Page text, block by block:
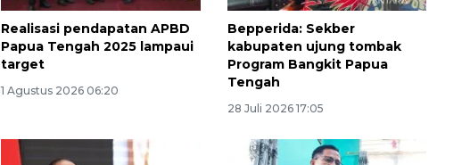
Realisasi pendapatan APBD
Papua Tengah 2025 lampaui
target
1 Agustus 2026 06:20
Bepperida: Sekber
kabupaten ujung tombak
Program Bangkit Papua
Tengah
28 Juli 2026 17:05